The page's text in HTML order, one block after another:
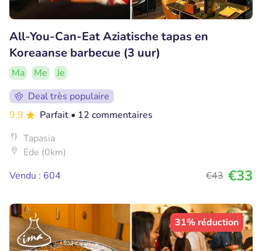
All-You-Can-Eat Aziatische tapas en
Koreaanse barbecue (3 uur)
Ma Me
Je
Deal très populaire
9.9
Parfait • 12 commentaires
Tapasia
Ede (0km)
Vendu : 604
€43 €33
31% réduction